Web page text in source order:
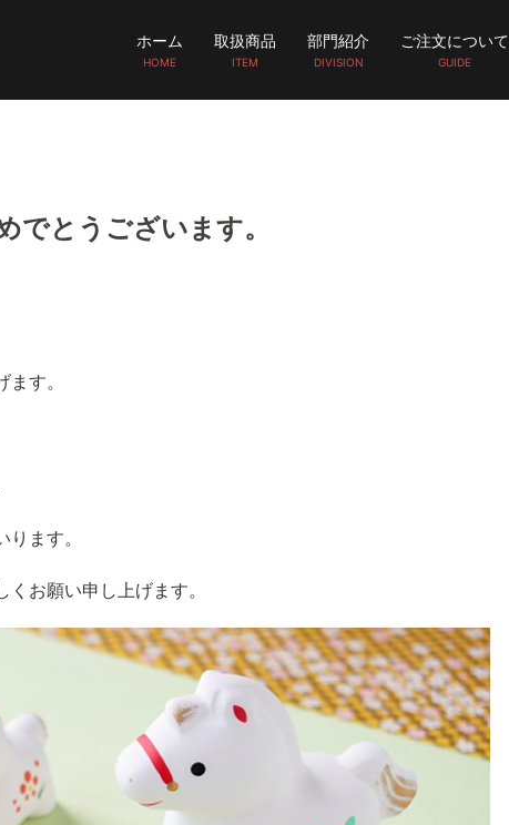
ホーム
HOME
取扱商品
ITEM
部門紹介
DIVISION
ご注文について
GUIDE
でとうございます。
す。
ます。
お願い申し上げます。